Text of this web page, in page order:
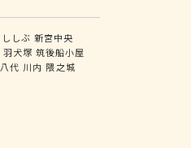
ししぶ 新宮中央
羽犬塚 筑後船小屋
八代 川内 隈之城